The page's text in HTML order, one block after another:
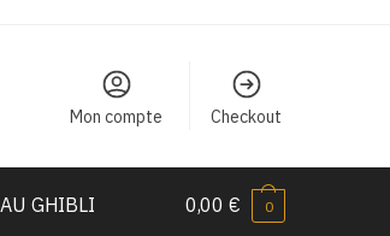
Mon compte Checkout
GHIBLI 0,00€ 0